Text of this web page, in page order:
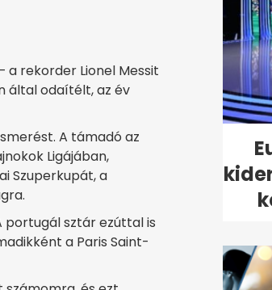
rekorder Lionel Messit
által odaítélt, az év
A támadó az
Ligájában,
Szuperkupát, a
portugál sztár ezúttal is
a Paris Saint-